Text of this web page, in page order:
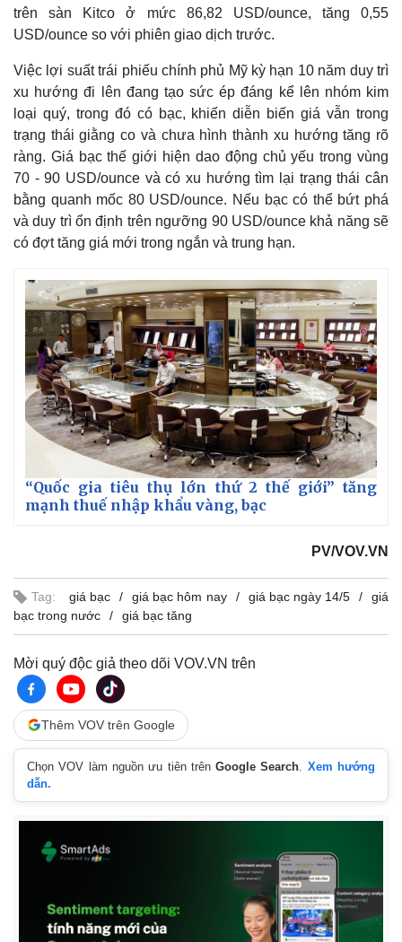
Thế giới
Quan sát
Cuộc sống đó đây
Hồ sơ
Multimedia
Video
Ảnh
E-Magazine
Infographic
trên sàn Kitco ở mức 86,82 USD/ounce, tăng 0,55
USD/ounce so với phiên giao dịch trước.
Việc lợi suất trái phiếu chính phủ Mỹ kỳ hạn 10 năm duy trì
xu hướng đi lên đang tạo sức ép đáng kể lên nhóm kim
loại quý, trong đó có bạc, khiến diễn biến giá vẫn trong
trạng thái giằng co và chưa hình thành xu hướng tăng rõ
ràng. Giá bạc thế giới hiện dao động chủ yếu trong vùng
70 - 90 USD/ounce và có xu hướng tìm lại trạng thái cân
bằng quanh mốc 80 USD/ounce. Nếu bạc có thể bứt phá
và duy trì ổn định trên ngưỡng 90 USD/ounce khả năng sẽ
có đợt tăng giá mới trong ngắn và trung hạn.
“Quốc gia tiêu thụ lớn thứ 2 thế giới” tăng
mạnh thuế nhập khẩu vàng, bạc
PV/VOV.VN
Tag: giá bạc giá bạc hôm nay giá bạc ngày 14/5
giá
bạc trong nước
giá bạc tăng
Mời quý độc giả theo dõi VOV.VN trên
Thêm VOV trên Google
Chọn VOV làm nguồn ưu tiên trênGoogle Search
Xem hướng
dẫn.